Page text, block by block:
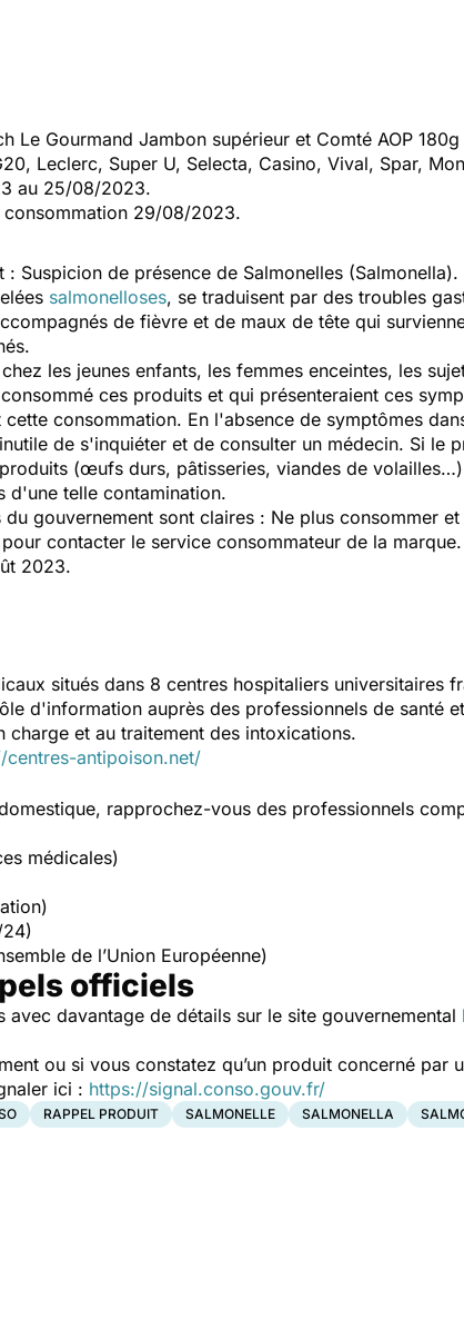
Le Gourmand Jambon supérieur et Comté AOP
Leclerc, Super U, Selecta, Casino, Vival, Spar,
au 25/08/2023.
29/08/2023.
Suspicion de présence de Salmonelles
salmonelloses, se traduisent par des troubles
de fièvre et de maux de tête qui
les jeunes enfants, les femmes enceintes, les
ces produits et qui présenteraient ces
consommation. En l'absence de symptômes
de s'inquiéter et de consulter un médecin. Si le
(œufs durs, pâtisseries, viandes de
d'une telle contamination.
gouvernement sont claires : Ne plus consommer
contacter le service consommateur de la
2023.
situés dans 8 centres hospitaliers universitaires
d'information auprès des professionnels de santé
et au traitement des intoxications.
centres-antipoison.net/
rapprochez-vous des professionnels
médicales)
24)
de l’Union Européenne)
officiels
avec davantage de détails sur le site gouvernemental
ou si vous constatez qu’un produit concerné par
ici : https://signal.conso.gouv.fr/
RAPPEL PRODUIT SALMONELLE SALMONELLA